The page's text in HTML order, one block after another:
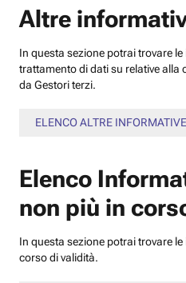
Altre
In questa sezione potrai trovare
trattamento di dati su relative alla
da Gestori terzi.
ELENCO ALTRE INFORMATIVE
Elenco
non più in
In questa sezione potrai trovare
corso di validità.